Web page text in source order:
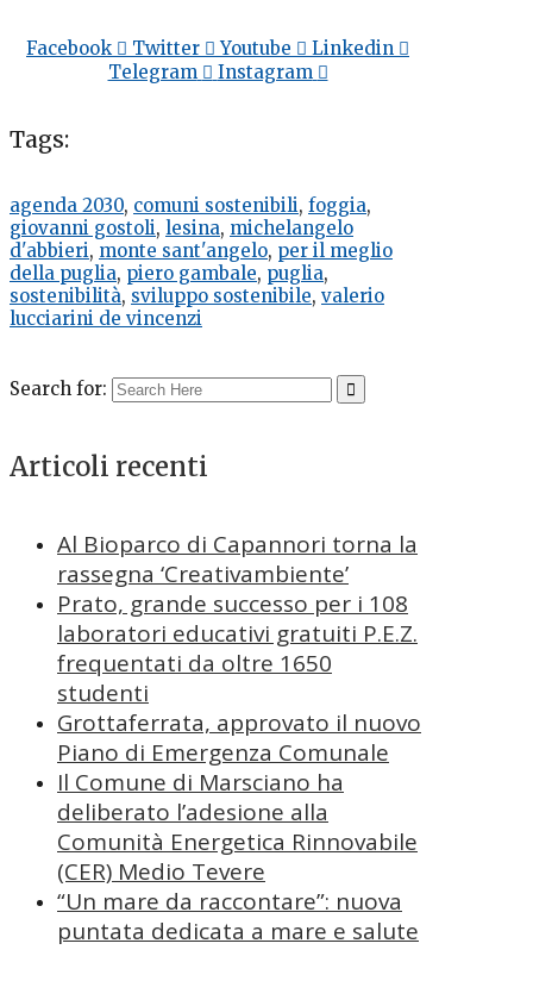
Facebook Twitter Youtube
Linkedin
Telegram
Instagram
Tags:
agenda 2030, comuni sostenibili, foggia,
giovanni gostoli, lesina, michelangelo
d'abbieri, monte sant'angelo, per il meglio
della puglia, piero gambale, puglia,
sostenibilità, sviluppo sostenibile, valerio
lucciarini de vincenzi
Search for:
Articoli recenti
Al Bioparco di Capannori torna la
rassegna ‘Creativambiente’
Prato, grande successo per i 108
laboratori educativi gratuiti P.E.Z.
frequentati da oltre 1650
studenti
Grottaferrata, approvato il nuovo
Piano di Emergenza Comunale
Il Comune di Marsciano ha
deliberato l’adesione alla
Comunità Energetica Rinnovabile
(CER) Medio Tevere
“Un mare da raccontare”: nuova
puntata dedicata a mare e salute